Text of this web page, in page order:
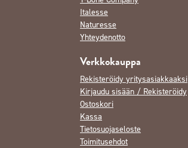
Italesse
Naturesse
Yhteydenotto
Verkkokauppa
Rekisteröidy yritysasiakkaaksi
Kirjaudu sisään / Rekisteröidy
Ostoskori
Kassa
Tietosuojaseloste
Toimitusehdot